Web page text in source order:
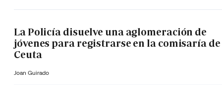
La Policía disuelve una aglomeración de
jóvenes para registrarse en la comisaría de
Ceuta
Joan Guirado